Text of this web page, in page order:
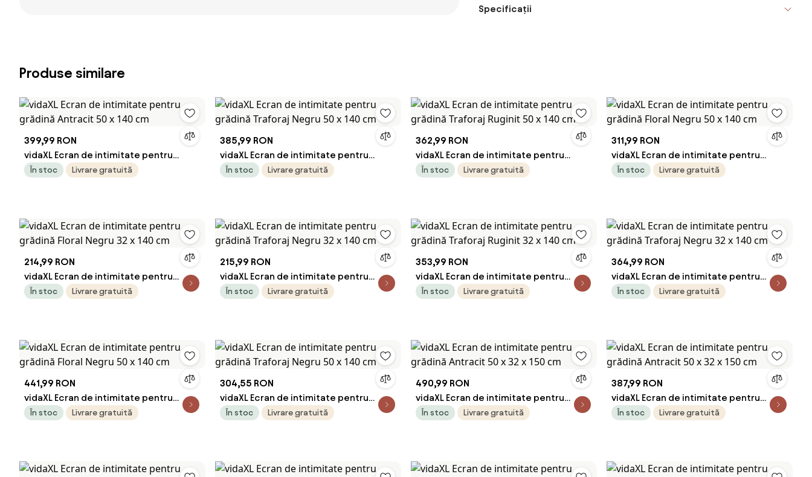
Specificații
Produse similare
399,99 RON
vidaXL Ecran de intimitate pentru
grădină Antracit 50 x 140 cm
În stoc Livrare gratuită
385,99 RON
vidaXL Ecran de intimitate pentru
grădină Traforaj Negru 50 x 140 cm
În stoc Livrare gratuită
362,99 RON
vidaXL Ecran de intimitate pentru
grădină Traforaj Ruginit 50 x 140 cm
În stoc Livrare gratuită
311,99 RON
vidaXL Ecran de intimitate pentru
grădină Floral Negru 50 x 140 cm
În stoc Livrare gratuită
214,99 RON
vidaXL Ecran de intimitate pentru
grădină Floral Negru 32 x 140 cm
În stoc Livrare gratuită
215,99 RON
vidaXL Ecran de intimitate pentru
grădină Traforaj Negru 32 x 140 cm
În stoc Livrare gratuită
353,99 RON
vidaXL Ecran de intimitate pentru
grădină Traforaj Ruginit 32 x 140 cm
În stoc Livrare gratuită
364,99 RON
vidaXL Ecran de intimitate pentru
grădină Traforaj Negru 32 x 140 cm
În stoc Livrare gratuită
441,99 RON
vidaXL Ecran de intimitate pentru
grădină Floral Negru 50 x 140 cm
În stoc Livrare gratuită
304,55 RON
vidaXL Ecran de intimitate pentru
grădină Traforaj Negru 50 x 140 cm
În stoc Livrare gratuită
490,99 RON
vidaXL Ecran de intimitate pentru
grădină Antracit 50 x 32 x 150 cm
În stoc Livrare gratuită
387,99 RON
vidaXL Ecran de intimitate pentru
grădină Antracit 50 x 32 x 150 cm
În stoc Livrare gratuită